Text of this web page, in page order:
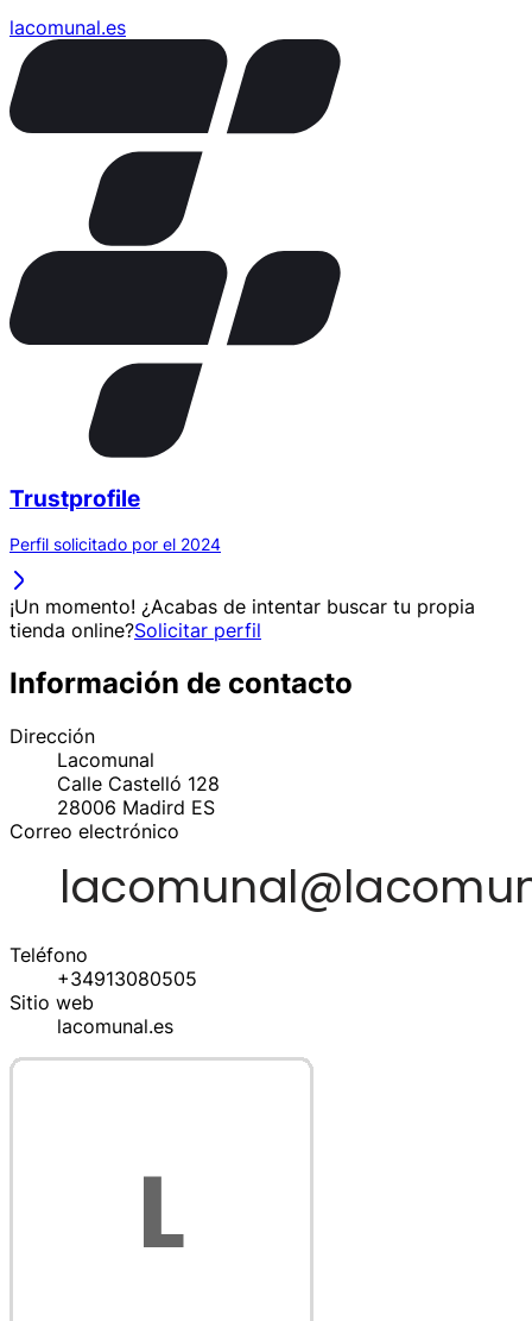
lacomunal.es
Trustprofile
Perfil solicitado por el 2024
¡Un momento! ¿Acabas de intentar buscar tu propia
tienda online?Solicitar perfil
Información de contacto
Dirección
Lacomunal
Calle Castelló 128
28006 Madird ES
Correo electrónico
Teléfono
+34913080505
Sitio web
lacomunal.es